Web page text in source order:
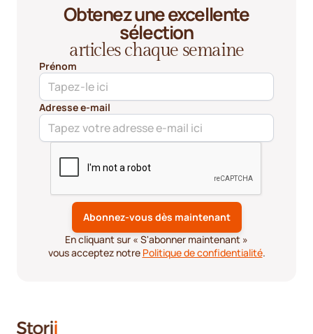
Obtenez une excellente
sélection
articles chaque semaine
Prénom
Adresse e-mail
En cliquant sur « S'abonner maintenant »
vous acceptez notre Politique de confidentialité.